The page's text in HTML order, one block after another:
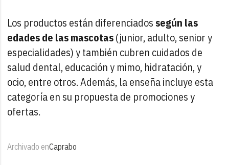
Los productos están diferenciados según las
edades de las mascotas(junior, adulto, senior y
especialidades) y también cubren cuidados de
salud dental, educación y mimo, hidratación, y
ocio, entre otros. Además, la enseña incluye esta
categoría en su propuesta de promociones y
ofertas.
Archivado enCaprabo